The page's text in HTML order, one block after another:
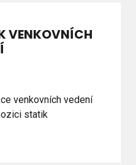
VENKOVNÍCH
venkovních vedení
statik
VENKOVNÍCH
venkovních vedení
statik